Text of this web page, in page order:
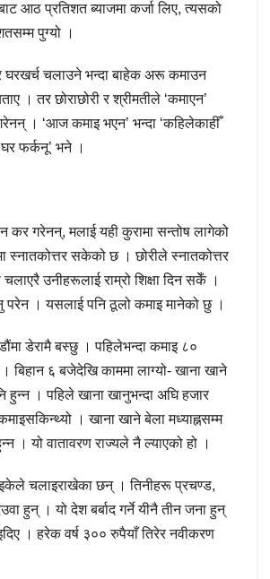
आठ प्रतिशत ब्याजमा कर्जा लिए, त्यसको
पुग्यो ।
र घरखर्च चलाउने भन्दा बाहेक अरू कमाउन
। तर छोराछोरी र श्रीमतीले ‘कमाएन’
। ‘आज कमाइ भएन’ भन्दा ‘कहिलेकाहीँ
फर्कनू’ भने ।
कर गरेनन्, मलाई यही कुरामा सन्तोष लागेको
स्नातकोत्तर सकेको छ । छोरीले स्नातकोत्तर
उनीहरूलाई राम्रो शिक्षा दिन सकेँ ।
। यसलाई पनि ठूलो कमाइ मानेको छु ।
डेरामै बस्छु । पहिलेभन्दा कमाइ ८०
बिहान ६ बजेदेखि काममा लाग्यो- खाना खाने
हुन्न । पहिले खाना खानुभन्दा अघि हजार
। खाना खाने बेला मध्याह्नसम्म
। यो वातावरण राज्यले नै ल्याएको हो ।
चलाइराखेका छन् । तिनीहरू प्रचण्ड,
हुन् । यो देश बर्बाद गर्ने यीनै तीन जना हुन्
। हरेक वर्ष ३०० रुपैयाँ तिरेर नवीकरण